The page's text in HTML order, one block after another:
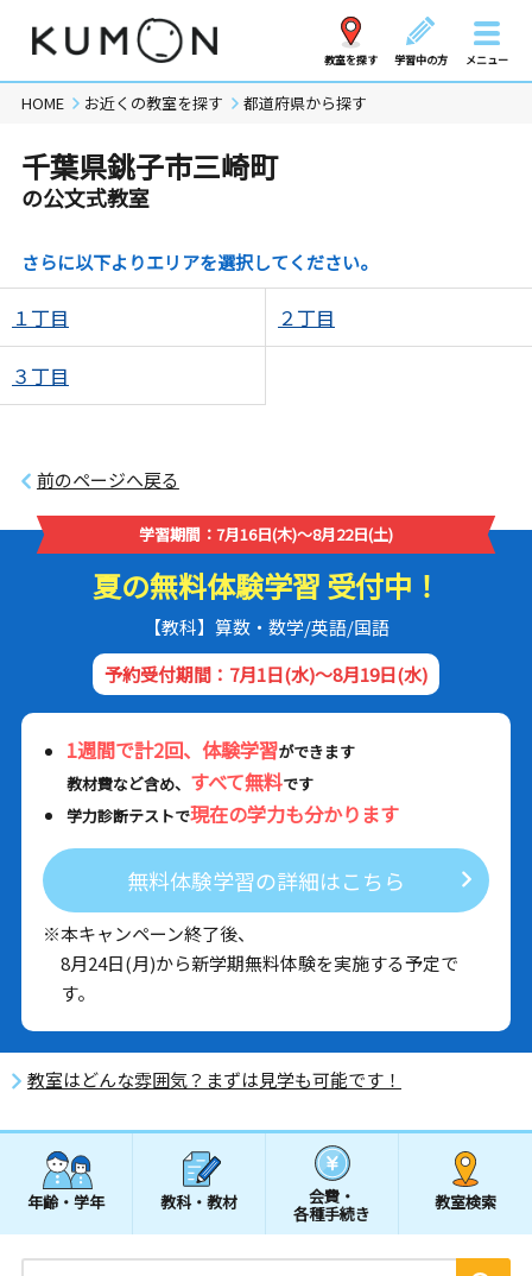
教室を探す 学習中の方 メニュー
HOME お近くの教室を探す 都道府県から探す
千葉県銚子市三崎町
の公文式教室
さらに以下よりエリアを選択してください。
１丁目 ２丁目
３丁目
前のページへ戻る
学習期間：7月16日(木)～8月22日(土)
夏の無料体験学習 受付中！
【教科】算数・数学/英語/国語
予約受付期間：7月1日(水)～8月19日(水)
1週間で計2回、体験学習ができます
教材費など含め、 すべて無料です
学力診断テストで現在の学力も分かります
無料体験学習の詳細はこちら
※本キャンペーン終了後、
8月24日(月)から新学期無料体験を実施する予定で
す。
教室はどんな雰囲気？まずは見学も可能です！
年齢・学年 教科・教材 会費・
各種手続き
教室検索